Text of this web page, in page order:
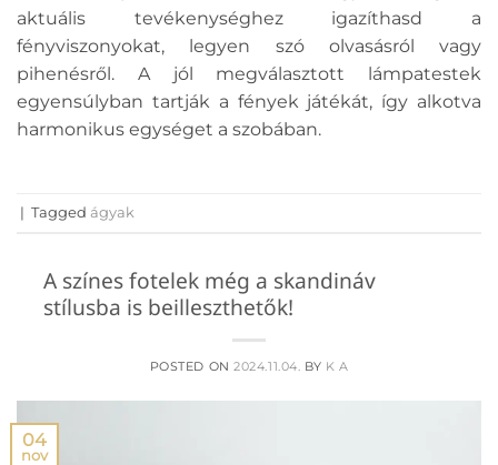
aktuális tevékenységhez igazíthasd a
fényviszonyokat, legyen szó olvasásról vagy
pihenésről. A jól megválasztott lámpatestek
egyensúlyban tartják a fények játékát, így alkotva
harmonikus egységet a szobában.
| Tagged ágyak
A színes fotelek még a skandináv
stílusba is beilleszthetők!
POSTED ON2024.11.04. BY K A
04
nov